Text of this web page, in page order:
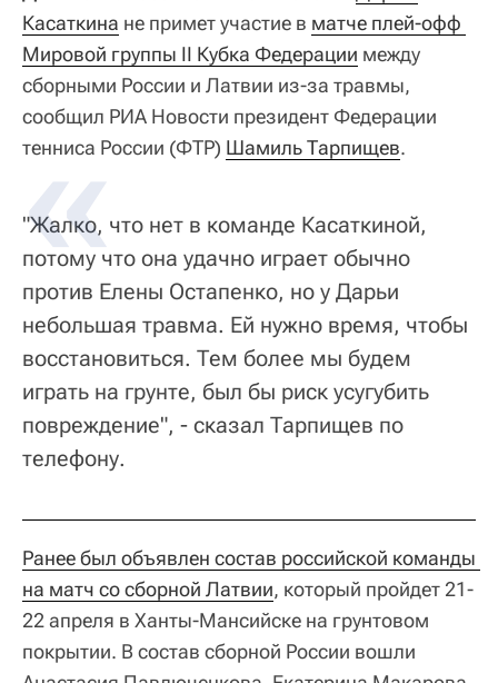
Касаткина не примет участие в матче плей-офф
Мировой группы II Кубка Федерации между
сборными России и Латвии из-за травмы,
сообщил РИА Новости президент Федерации
тенниса России (ФТР) Шамиль Тарпищев.
"Жалко, что нет в команде Касаткиной,
потому что она удачно играет обычно
против Елены Остапенко, но у Дарьи
небольшая травма. Ей нужно время, чтобы
восстановиться. Тем более мы будем
играть на грунте, был бы риск усугубить
повреждение", - сказал Тарпищев по
телефону.
Ранее был объявлен состав российской команды
на матч со сборной Латвии, который пройдет 21-
22 апреля в Ханты-Мансийске на грунтовом
покрытии. В состав сборной России вошли